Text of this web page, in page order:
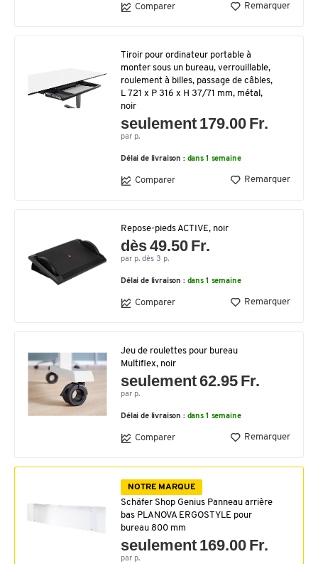
Comparer Remarquer
Tiroir pour ordinateur portable à
monter sous un bureau, verrouillable,
roulement à billes, passage de câbles,
L 721 x P 316 x H 37/71 mm, métal,
noir
seulement 179.00 Fr.
par p.
Délai de livraison : dans 1 semaine
Comparer Remarquer
Repose-pieds ACTIVE, noir
dès 49.50 Fr.
par p. dès 3 p.
Délai de livraison : dans 1 semaine
Comparer Remarquer
Jeu de roulettes pour bureau
Multiflex, noir
seulement 62.95 Fr.
par p.
Délai de livraison : dans 1 semaine
Comparer Remarquer
NOTRE MARQUE
Schäfer Shop Genius Panneau arrière
bas PLANOVA ERGOSTYLE pour
bureau 800 mm
seulement 169.00 Fr.
par p.